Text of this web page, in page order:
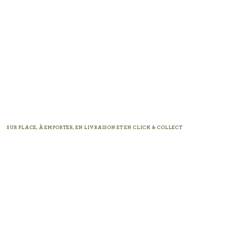
SUR PLACE, À EMPORTER, EN LIVRAISON ET EN CLICK & COLLECT